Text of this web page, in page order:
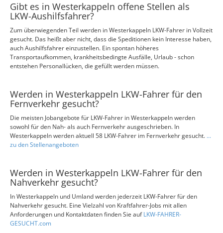
Gibt es in Westerkappeln offene Stellen als
LKW-Aushilfsfahrer?
Zum überwiegenden Teil werden in Westerkappeln LKW-Fahrer in Vollzeit
gesucht. Das heißt aber nicht, dass die Speditionen kein Interesse haben,
auch Aushilfsfahrer einzustellen. Ein spontan höheres
Transportaufkommen, krankheitsbedingte Ausfälle, Urlaub - schon
entstehen Personallücken, die gefüllt werden müssen.
Werden in Westerkappeln LKW-Fahrer für den
Fernverkehr gesucht?
Die meisten Jobangebote für LKW-Fahrer in Westerkappeln werden
sowohl für den Nah- als auch Fernverkehr ausgeschrieben. In
Westerkappeln werden aktuell 58 LKW-Fahrer im Fernverkehr gesucht. ...
zu den Stellenangeboten
Werden in Westerkappeln LKW-Fahrer für den
Nahverkehr gesucht?
In Westerkappeln und Umland werden jederzeit LKW-Fahrer für den
Nahverkehr gesucht. Eine Vielzahl von Kraftfahrer-Jobs mit allen
Anforderungen und Kontaktdaten finden Sie aufLKW-FAHRER-
GESUCHT.com